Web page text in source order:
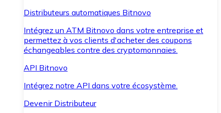
Distributeurs automatiques Bitnovo
Intégrez un ATM Bitnovo dans votre entreprise et
permettez à vos clients d'acheter des coupons
échangeables contre des cryptomonnaies.
API Bitnovo
Intégrez notre API dans votre écosystème.
Devenir Distributeur